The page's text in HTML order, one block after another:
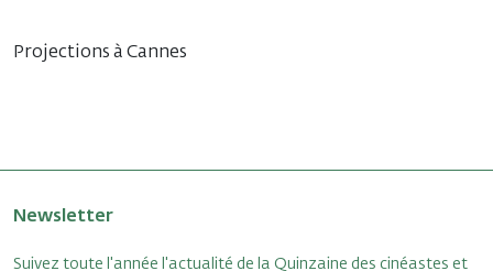
Projections à Cannes
Newsletter
Suivez toute l'année l'actualité de la Quinzaine des cinéastes et